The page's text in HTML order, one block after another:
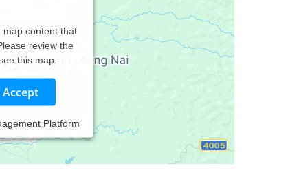
map content that
review the
this map.
Accept
Platform
Prof. Ruppert (IoPT) als auch
(ISP)® in Königstein/Taunus.